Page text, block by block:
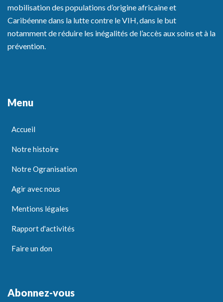
mobilisation des populations d’origine africaine et
Caribéenne dans la lutte contre le VIH, dans le but
notamment de réduire les inégalités de l’accès aux soins et à la
prévention.
Menu
Accueil
Notre histoire
Notre Ogranisation
Agir avec nous
Mentions légales
Rapport d'activités
Faire un don
Abonnez-vous